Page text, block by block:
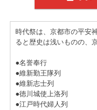
時代祭は、京都市の平安
ると歴史は浅いものの、
●名誉奉行
●維新勤王隊列
●維新志士列
●徳川城使上洛列
●江戸時代婦人列